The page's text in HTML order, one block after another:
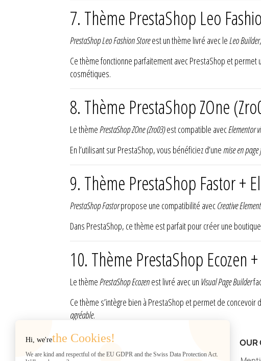
7. Thème PrestaShop Leo
PrestaShop Leo Fashion Storeest un thème livré avec leLeo Builder
Ce thème fonctionne parfaitement avec PrestaShop et permet
cosmétiques.
8. Thème PrestaShop ZOne
Le thèmePrestaShop ZOne (Zro03)est compatible avecElementor
En l’utilisant sur PrestaShop, vous bénéficiez d’unemise en
9. Thème PrestaShop Fastor +
PrestaShop Fastorpropose une compatibilité avecCreative
Dans PrestaShop, ce thème est parfait pour créer une boutique
10. Thème PrestaShop Ecozen
Le thèmePrestaShop Ecozenest livré avec un Visual Page Builder
Ce thème s’intègre bien à PrestaShop et permet de
agréable.
STORE INFORMATION
Web2007
OUR
Hi, we'rethe Cookies!
We are kind and respectful of the EU GDPR and the Swiss Data Protection Act.